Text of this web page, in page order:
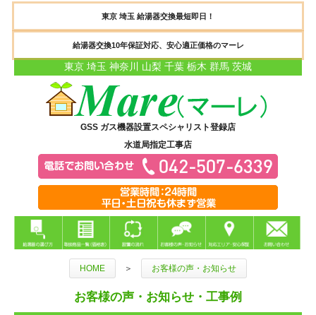
東京 埼玉 給湯器交換最短即日！
給湯器交換10年保証対応、安心適正価格のマーレ
東京 埼玉 神奈川 山梨 千葉 栃木 群馬 茨城
GSS ガス機器設置スペシャリスト登録店
水道局指定工事店
HOME ＞ お客様の声・お知らせ
お客様の声・お知らせ・工事例